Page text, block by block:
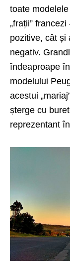
toate
„frații”
pozitive, cât și
negativ.
îndeaproape
modelului
acestui
șterge cu
reprezentant